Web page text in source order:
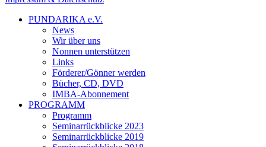
PUNDARIKA e.V.
News
Wir über uns
Nonnen unterstützen
Links
Förderer/Gönner werden
Bücher, CD, DVD
IMBA-Abonnement
PROGRAMM
Programm
Seminarrückblicke 2023
Seminarrückblicke 2019